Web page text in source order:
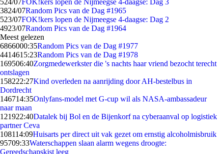
524/07FOK!kers lopen de Nijmeegse 4-daagse: Dag 3
3824/07Random Pics van de Dag #1965
523/07FOK!kers lopen de Nijmeegse 4-daagse: Dag 2
4923/07Random Pics van de Dag #1964
Meest gelezen
6866000:35Random Pics van de Dag #1977
4414615:23Random Pics van de Dag #1978
169506:40Zorgmedewerkster die 's nachts haar vriend bezocht terecht
ontslagen
158222:27Kind overleden na aanrijding door AH-bestelbus in
Dordrecht
146714:35Onlyfans-model met G-cup wil als NASA-ambassadeur
naar maan
121922:40Datalek bij Bol en de Bijenkorf na cyberaanval op logistiek
partner Ceva
108114:09Huisarts per direct uit vak gezet om ernstig alcoholmisbruik
95709:33Waterschappen slaan alarm wegens droogte:
Gereedschapskist leeg